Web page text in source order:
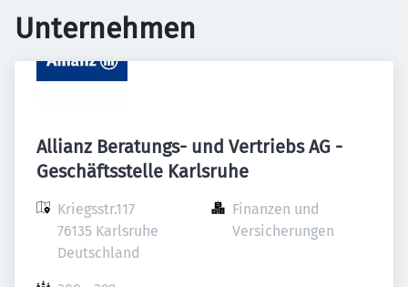
Unternehmen
Allianz Beratungs- und Vertriebs AG -
Geschäftsstelle Karlsruhe
Kriegsstr.117
76135 Karlsruhe
Deutschland
Finanzen und
Versicherungen